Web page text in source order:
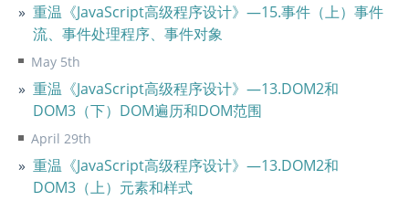
重温《JavaScript高级程序设计》—15.事件（上）事件
流、事件处理程序、事件对象
May 5th
重温《JavaScript高级程序设计》—13.DOM2和
DOM3（下）DOM遍历和DOM范围
April 29th
重温《JavaScript高级程序设计》—13.DOM2和
DOM3（上）元素和样式